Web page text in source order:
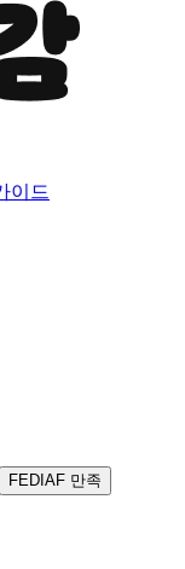
이드
FEDIAF 만족